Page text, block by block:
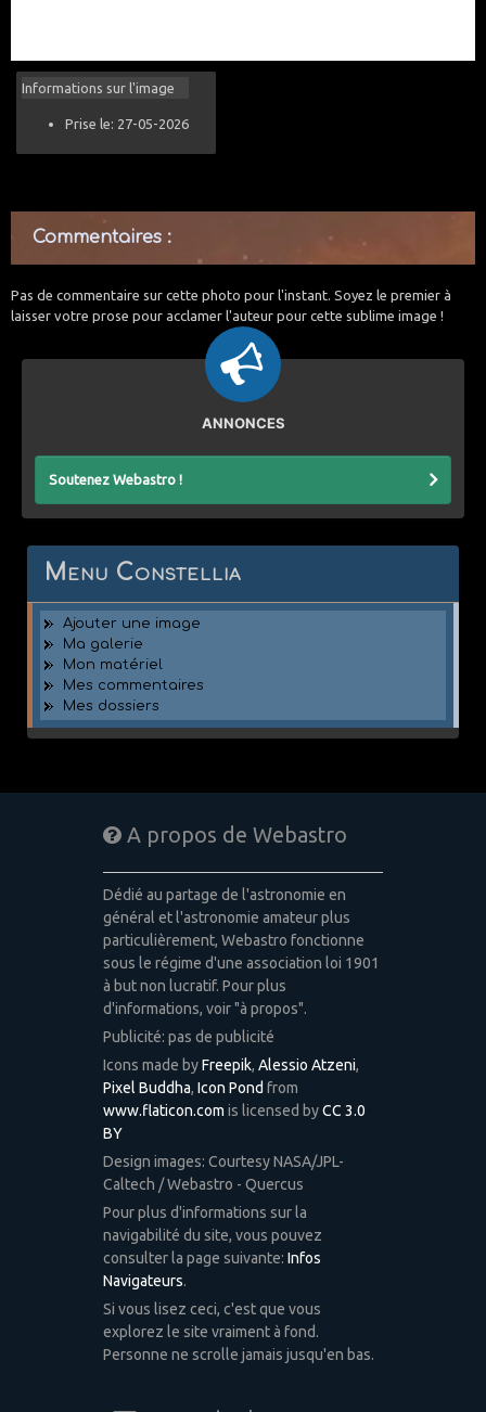
Informations sur l'image
Prise le: 27-05-2026
Commentaires :
Pas de commentaire sur cette photo pour l'instant. Soyez le premier à
laisser votre prose pour acclamer l'auteur pour cette sublime image !
ANNONCES
Soutenez Webastro !
Menu Constellia
Ajouter une image
Ma galerie
Mon matériel
Mes commentaires
Mes dossiers
A propos de Webastro
Dédié au partage de l'astronomie en
général et l'astronomie amateur plus
particulièrement, Webastro fonctionne
sous le régime d'une association loi 1901
à but non lucratif. Pour plus
d'informations, voir "à propos".
Publicité: pas de publicité
Icons made byFreepik, Alessio Atzeni,
Pixel Buddha, Icon Pond from
www.flaticon.com is licensed byCC 3.0
BY
Design images: Courtesy NASA/JPL-
Caltech / Webastro - Quercus
Pour plus d'informations sur la
navigabilité du site, vous pouvez
consulter la page suivante: Infos
Navigateurs.
Si vous lisez ceci, c'est que vous
explorez le site vraiment à fond.
Personne ne scrolle jamais jusqu'en bas.